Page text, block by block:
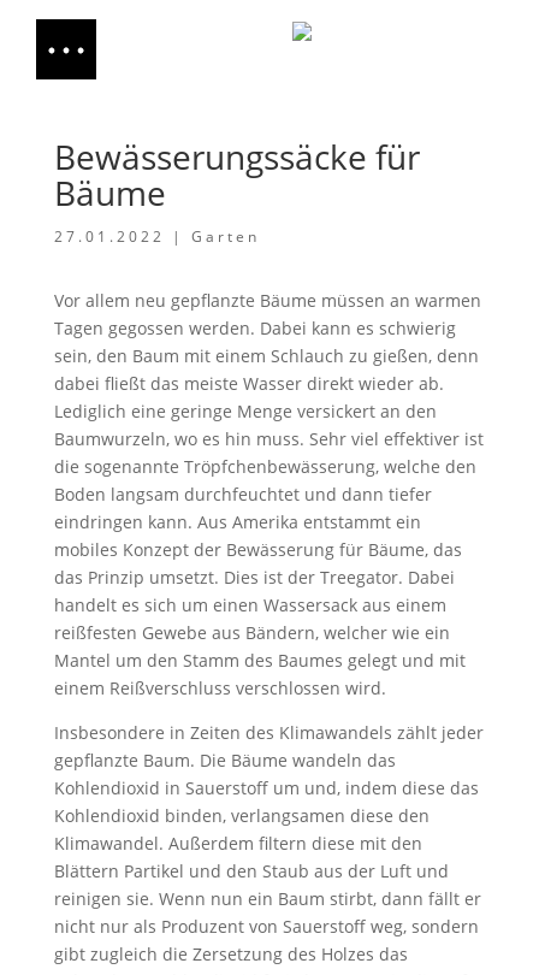
Bewässerungssäcke für
Bäume
27.01.2022 | Garten
Vor allem neu gepflanzte Bäume müssen an warmen
Tagen gegossen werden. Dabei kann es schwierig
sein, den Baum mit einem Schlauch zu gießen, denn
dabei fließt das meiste Wasser direkt wieder ab.
Lediglich eine geringe Menge versickert an den
Baumwurzeln, wo es hin muss. Sehr viel effektiver ist
die sogenannte Tröpfchenbewässerung, welche den
Boden langsam durchfeuchtet und dann tiefer
eindringen kann. Aus Amerika entstammt ein
mobiles Konzept der Bewässerung für Bäume, das
das Prinzip umsetzt. Dies ist der Treegator. Dabei
handelt es sich um einen Wassersack aus einem
reißfesten Gewebe aus Bändern, welcher wie ein
Mantel um den Stamm des Baumes gelegt und mit
einem Reißverschluss verschlossen wird.
Insbesondere in Zeiten des Klimawandels zählt jeder
gepflanzte Baum. Die Bäume wandeln das
Kohlendioxid in Sauerstoff um und, indem diese das
Kohlendioxid binden, verlangsamen diese den
Klimawandel. Außerdem filtern diese mit den
Blättern Partikel und den Staub aus der Luft und
reinigen sie. Wenn nun ein Baum stirbt, dann fällt er
nicht nur als Produzent von Sauerstoff weg, sondern
gibt zugleich die Zersetzung des Holzes das